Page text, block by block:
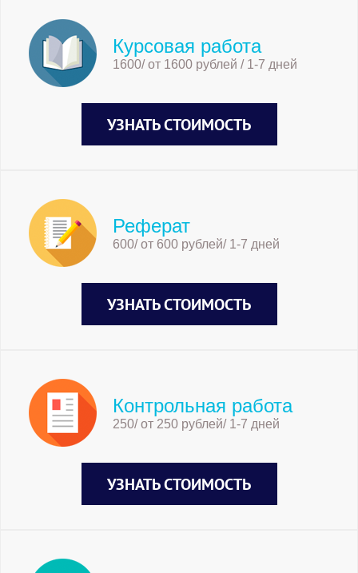
Курсовая работа
1600/ от 1600 рублей / 1-7 дней
УЗНАТЬ СТОИМОСТЬ
Реферат
600/ от 600 рублей/ 1-7 дней
УЗНАТЬ СТОИМОСТЬ
Контрольная работа
250/ от 250 рублей/ 1-7 дней
УЗНАТЬ СТОИМОСТЬ